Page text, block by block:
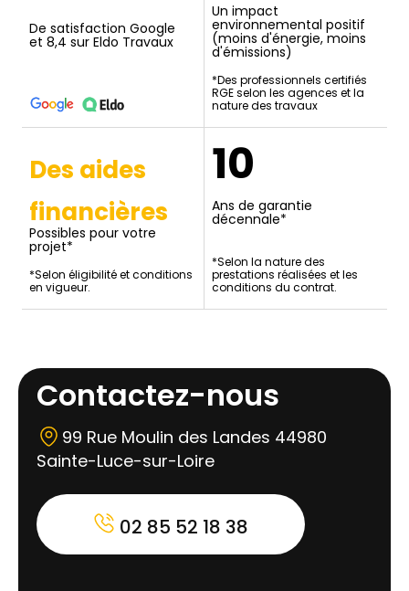
De satisfaction Google
et 8,4 sur Eldo Travaux
Un impact
environnemental positif
(moins d'énergie, moins
d'émissions)
*Des professionnels certifiés
RGE selon les agences et la
nature des travaux
Des aides
financières
Possibles pour votre
projet*
*Selon éligibilité et conditions
en vigueur.
10
Ans de garantie
décennale*
*Selon la nature des
prestations réalisées et les
conditions du contrat.
Contactez-nous
99 Rue Moulin des Landes 44980
Sainte-Luce-sur-Loire
02 85 52 18 38